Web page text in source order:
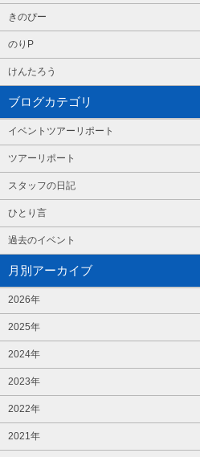
きのぴー
のりP
けんたろう
ブログカテゴリ
イベントツアーリポート
ツアーリポート
スタッフの日記
ひとり言
過去のイベント
月別アーカイブ
2026年
2025年
2024年
2023年
2022年
2021年